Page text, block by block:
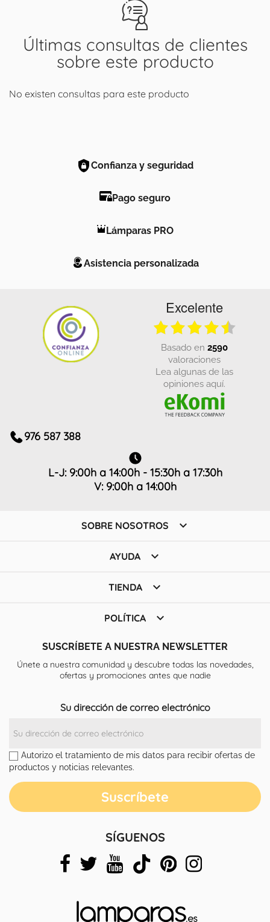
Últimas consultas de clientes
sobre este producto
No existen consultas para este producto
Confianza y seguridad
Pago seguro
Lámparas PRO
Asistencia personalizada
Excelente
basado en 2590
valoraciones
Lea algunas de las
opiniones aquí.
976 587 388
L-J: 9:00h a 14:00h - 15:30h a 17:30h
V: 9:00h a 14:00h
SOBRE NOSOTROS 
AYUDA 
TIENDA 
POLÍTICA 
SUSCRÍBETE A NUESTRA NEWSLETTER
Únete a nuestra comunidad y descubre todas las novedades,
ofertas y promociones antes que nadie
Su dirección de correo electrónico
Autorizo el tratamiento de mis datos para recibir ofertas de
productos y noticias relevantes.
SÍGUENOS